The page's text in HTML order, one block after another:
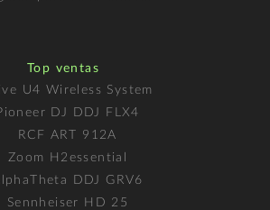
Top ventas
U4 Wireless System
DJ DDJ FLX4
RCF ART 912A
Zoom H2essential
DDJ GRV6
Sennheiser HD 25